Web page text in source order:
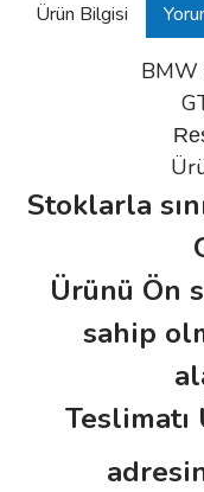
Ürün Bilgisi
BMW
Stoklarla
Ürünü Ön
sahip
Teslimatı